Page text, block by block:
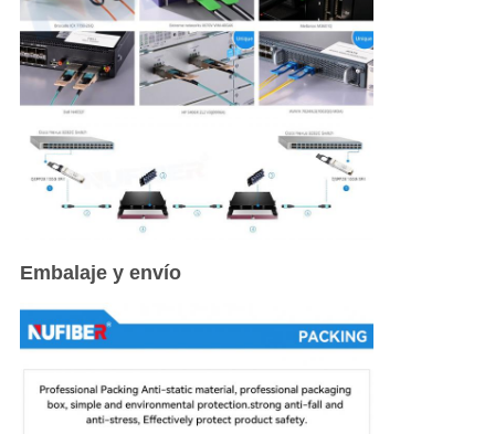
Embalaje y envío